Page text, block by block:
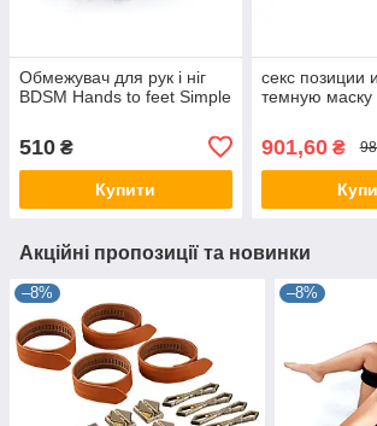
Обмежувач для рук і ніг
BDSM Hands to feet Simple
510 ₴
Купити
секс позиции
темную маску
901,60₴
Акційні пропозиції та новинки
–8% –8%